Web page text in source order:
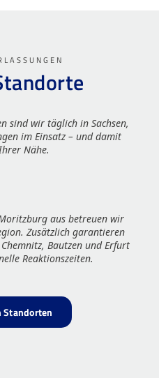
sind wir täglich in Sachsen,
im Einsatz – und damit
Nähe.
aus betreuen wir
Zusätzlich garantieren
Bautzen und Erfurt
Reaktionszeiten.
Standorten